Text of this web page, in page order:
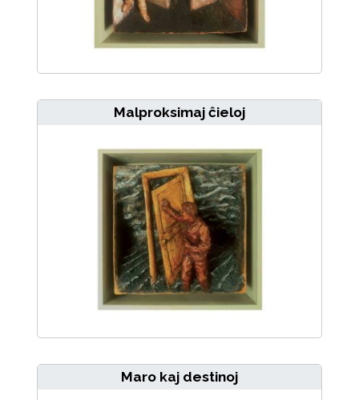
Malproksimaj ĉieloj
Maro kaj destinoj